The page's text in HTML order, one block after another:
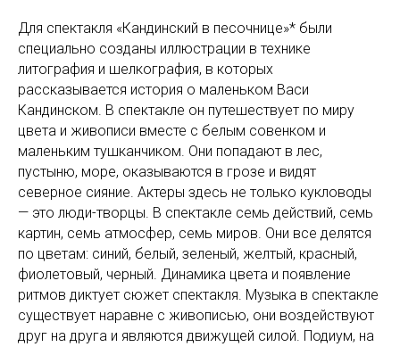
Для спектакля «Кандинский в песочнице»* были
специально созданы иллюстрации в технике
литография и шелкография, в которых
рассказывается история о маленьком Васи
Кандинском. В спектакле он путешествует по миру
цвета и живописи вместе с белым совенком и
маленьким тушканчиком. Они попадают в лес,
пустыню, море, оказываются в грозе и видят
северное сияние. Актеры здесь не только кукловоды
— это люди-творцы. В спектакле семь действий, семь
картин, семь атмосфер, семь миров. Они все делятся
по цветам: синий, белый, зеленый, желтый, красный,
фиолетовый, черный. Динамика цвета и появление
ритмов диктует сюжет спектакля. Музыка в спектакле
существует наравне с живописью, они воздействуют
друг на друга и являются движущей силой. Подиум, на